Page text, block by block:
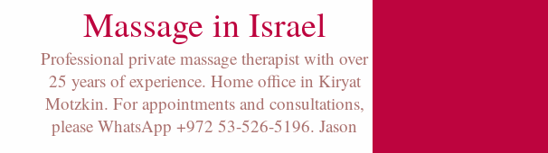
Massage in Israel
Professional private massage therapist with over
25 years of experience. Home office in Kiryat
Motzkin. For appointments and consultations,
please WhatsApp +972 53-526-5196. Jason